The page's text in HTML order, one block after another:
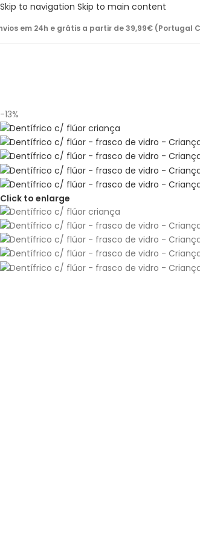
Skip to navigation Skip to main content
em 24h e grátis a partir de 39,99€ (Portugal
-13%
Click to enlarge